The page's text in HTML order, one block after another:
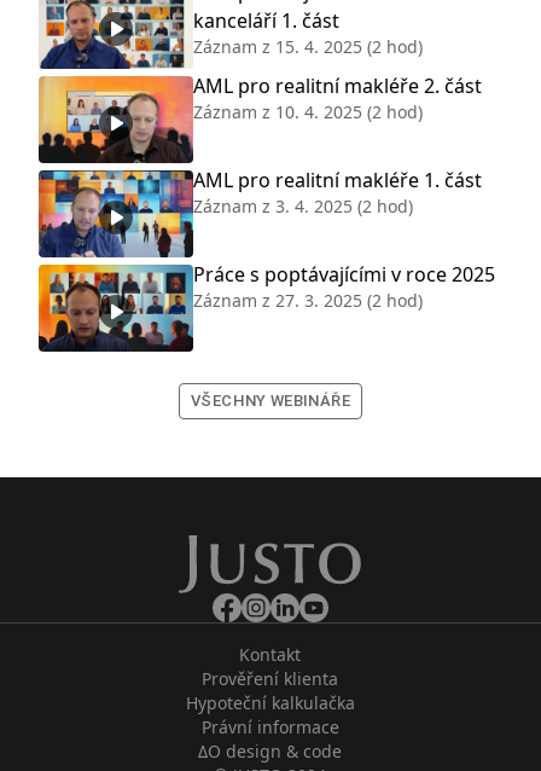
kanceláří 1. část
Záznam z 15. 4. 2025 (2 hod)
AML pro realitní makléře 2. část
Záznam z 10. 4. 2025 (2 hod)
AML pro realitní makléře 1. část
Záznam z 3. 4. 2025 (2 hod)
Práce s poptávajícími v roce 2025
Záznam z 27. 3. 2025 (2 hod)
VŠECHNY WEBINÁŘE
Kontakt
Prověření klienta
Hypoteční kalkulačka
Právní informace
ΔO design & code